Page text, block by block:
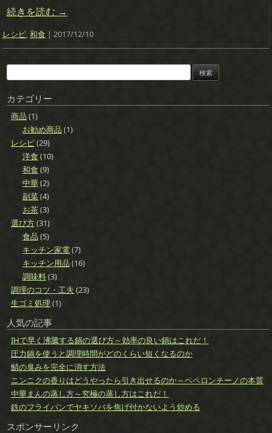
続きを読む →
レシピ,和食 | 2017/12/10
検
索:
カテゴリー
商品 (1)
お勧め商品 (1)
レシピ(29)
洋食(10)
和食 (9)
中華(2)
副菜(4)
お茶(3)
選び方(31)
食品 (5)
キッチン家電(7)
キッチン用品 (16)
調味料(3)
調理のコツ・工夫 (23)
生ゴミ処理 (1)
人気の記事
IHで早く沸騰する鍋の選び方～効率の良い鍋はこれだ！
圧力鍋を使うと調理時間がどのくらい短くなるのか
鯖の臭みを完全に消す方法
ニンニクの香りはどうやったら引き出せるのか～ペペロンチーノの本質
中華まんの蒸し方～究極の蒸し方はこれだ！
鉄のフライパンでヤキソバを焦げ付かないよう炒める
スポンサーリンク